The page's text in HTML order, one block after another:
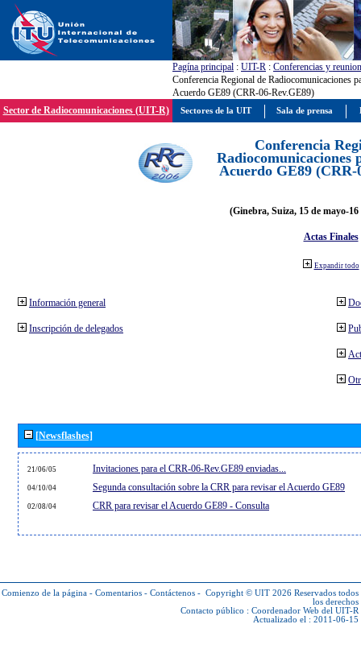
Pagína principal : UIT-R : Conferencias y
Conferencia Regional de Radiocomunicaciones
Acuerdo GE89 (CRR-06-Rev.GE89)
Sector de Radiocomunicaciones (UIT-R)
Conferencia
Radiocomunicaciones
Acuerdo GE89 (CRR-
(Ginebra, Suiza, 15 de mayo-
Actas Finales
Expandir todo
Información general
Inscripción de delegados
[Newsflashes]
21/06/05 Invitaciones para el CRR-06-Rev.GE89 enviadas...
04/10/04 Segunda consultación sobre la CRR para revisar el Acuerdo GE89
02/08/04 CRR para revisar el Acuerdo GE89 - Consulta
Comienzo de la página - Comentarios - Contáctenos - Copyright © UIT 2026 Reservados todos
los derechos
Contacto público : Coordenador Web del UIT-R
Actualizado el : 2011-06-15
Sectores de la UIT Sala de prensa